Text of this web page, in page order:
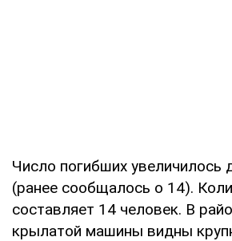
Число погибших увеличилось
(ранее сообщалось о 14).
составляет 14 человек. В
крылатой машины видны